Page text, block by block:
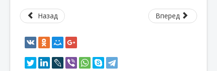
Назад Вперед